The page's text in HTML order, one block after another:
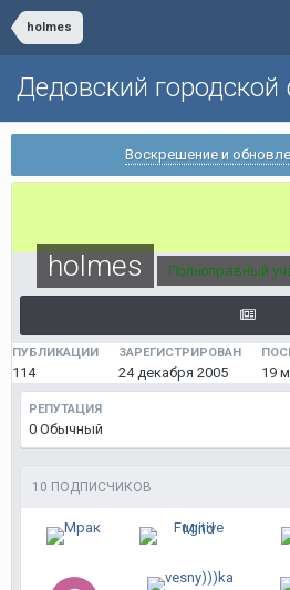
holmes
Дедовский городской
Воскрешение и
holmes Полноправный
ПУБЛИКАЦИИ
114
ЗАРЕГИСТРИРОВАН
24 декабря 2005 19
РЕПУТАЦИЯ
0 Обычный
10 ПОДПИСЧИКОВ